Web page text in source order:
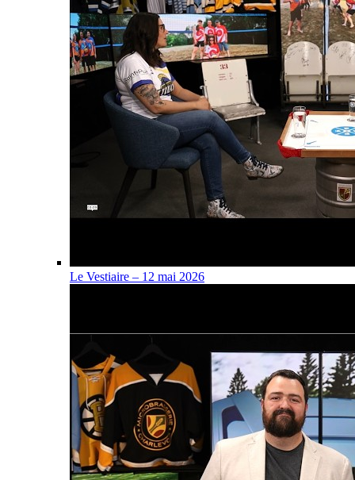
Le Vestiaire – 12 mai 2026